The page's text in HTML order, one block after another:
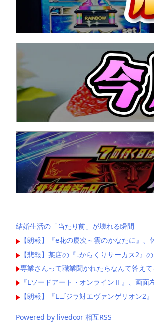
結婚生活の「当たり前」が壊れる瞬間
【朗報】『e花の慶次～雲のかなたに』
【悲報】某店の『Lからくりサーカス2』
専業さんって職業聞かれたらなんて答え
『Lソードアート・オンラインⅡ』、画面
【朗報】『Lゴジラ対エヴァンゲリオン2
Powered by livedoor 相互RSS